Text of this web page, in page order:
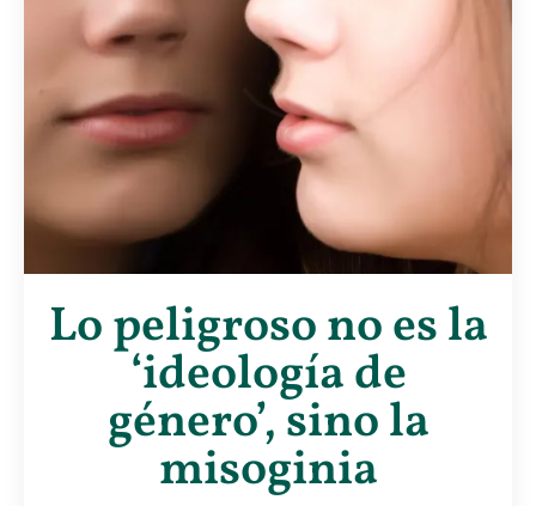
Lo peligroso no es la
‘ideología de
género’, sino la
misoginia